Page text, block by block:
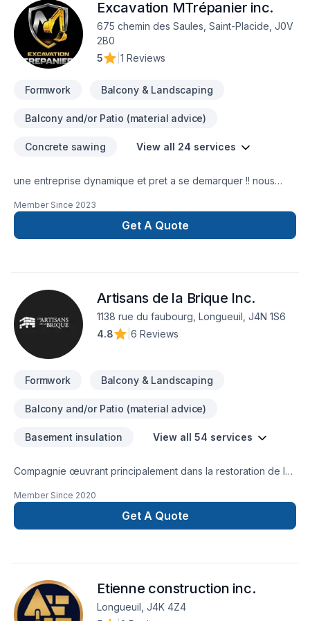
une équipe qui a à cœur votre satisfaction.
Excavation MTrépanier inc.
675 chemin des Saules, Saint-Placide, J0V
2B0
5
1 Reviews
Formwork Balcony & Landscaping
Balcony and/or Patio (material advice)
Concrete sawing View all 24 services
une entreprise dynamique et pret a se demarquer !! nous
soil,tourbe,drain francais,dalle de beton,remblais de terrain,
reparation de fissure, etc nous somme multitâche et pro-actif
!
Member Since 2023
Get A Quote
Artisans de la Brique Inc.
1138 rue du faubourg, Longueuil, J4N 1S6
4.8
6 Reviews
Formwork Balcony & Landscaping
Balcony and/or Patio (material advice)
Basement insulation View all 54 services
Compagnie œuvrant principalement dans la restoration de la
Member Since 2020
Get A Quote
Etienne construction inc.
Longueuil, J4K 4Z4